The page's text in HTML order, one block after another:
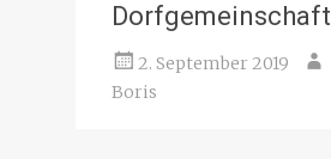
Dorfgemeinschaft
2. September 2019
Boris